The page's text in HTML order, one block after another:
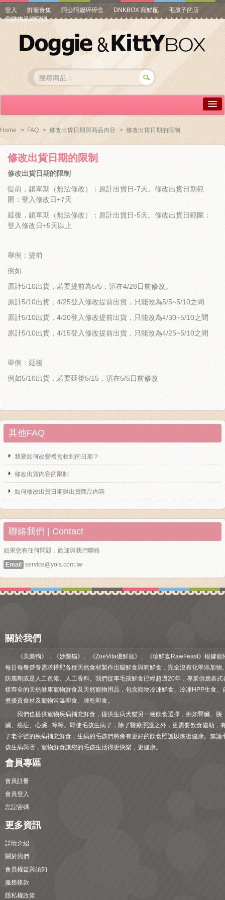
登入 鮮寵食集 阿公阿嬤碎碎念 DNKBOX 寵鮮配
毛孩子的店
美樂狗品牌官網
常見問答
商品瀏覽
線上訂購
帳號專區
關於我們
Home > FAQ > 修改出貨日期與商品內容 > 修改出貨日期的限制
修改出貨日期的限制
修改出貨日期的限制
提前，鎖單期（無法修改）：原計出貨日-7天。修改出貨日期範
圍：登入修改日+7天
延後，鎖單期（無法修改）：原計出貨日-5天。修改出貨日範圍：
登入修改日+5天以上
舉例：提前
例如
原計5/10出貨，若要提前為5/5，須在4/28日前修改。
原計5/10出貨，4/25登入修改提前出貨，只能改為5/5~5/10之間
原計5/10出貨，4/20登入修改提前出貨，只能改為4/30~5/10之間
原計5/10出貨，4/15登入修改提前出貨，只能改為4/25~5/10之間
舉例：延後
例如5/10出貨，若要延後5/15，須在5/5日前修改
其他FAQ
我要如何改變禮盒收到的日期？
修改出貨內容的限制
如何修改出貨日期與出貨商品內容
聯絡我們 | Contact
如果您有任何問題，歡迎與我們聯絡
Email
service@yois.com.tw
關於我們
《美樂狗》．《妙樂貓》、《ZoeVita優鮮寵》、《珍鮮宴RawFeast》根據寵
每日每餐營養需求搭配各種天然食材製作出貓鮮食與狗鮮食，完全沒有化學添加物
防腐劑或是人工色素、人工香料。我們從事毛孩鮮食已經超過20年，專業供應各式
樣齊全的天然健康寵物鮮食及天然寵物用品，包含寵物冷凍鮮食、冷凍HPP生食、
煮優質食材及寵物常溫即食、凍乾即食。
我們也提供寵物疾病補充鮮食，提供生病犬貓另一種飲食選擇，例如腎臟、胰
臟、癌症、心臟...等等。即使毛孩生病了，除了醫療照護之外，更需要飲食協助，
了老字號的疾病補充鮮食，生病的毛孩們將會有更好的飲食照護以恢復健康。無論
孩生病與否，寵物鮮食讓您的毛孩生活得更快樂，更健康。
會員專區
會員註冊
會員登入
忘記密碼
更多資訊
詳情介紹
關於我們
會員權益與須知
服務條款
隱私權政策